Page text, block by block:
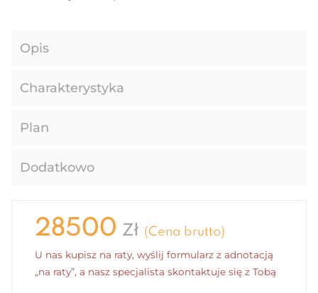
28500 Zł (Cena brutto)
U nas kupisz na raty, wyślij formularz z adnotacją
„na raty”, a nasz specjalista skontaktuje się z Tobą
Opis
Charakterystyka
Plan
Dodatkowo